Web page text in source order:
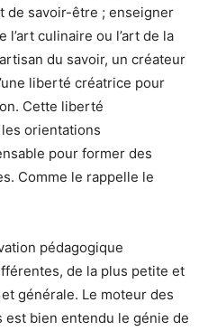
de savoir-être ; enseigner
culinaire ou l’art de la
du savoir, un créateur
liberté créatrice pour
Cette liberté
orientations
pour former des
Comme le rappelle le
pédagogique
de la plus petite et
générale. Le moteur des
bien entendu le génie de